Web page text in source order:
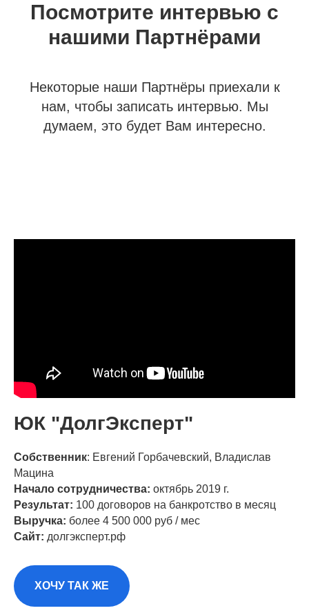
Посмотрите интервью с
нашими Партнёрами
Некоторые наши Партнёры приехали к
нам, чтобы записать интервью. Мы
думаем, это будет Вам интересно.
ЮК "ДолгЭксперт"
Собственник: Евгений Горбачевский, Владислав
Мацина
Начало сотрудничества: октябрь 2019 г.
Результат: 100 договоров на банкротство в месяц
Выручка: более 4 500 000 руб / мес
Сайт: долгэксперт.рф
ХОЧУ ТАК ЖЕ